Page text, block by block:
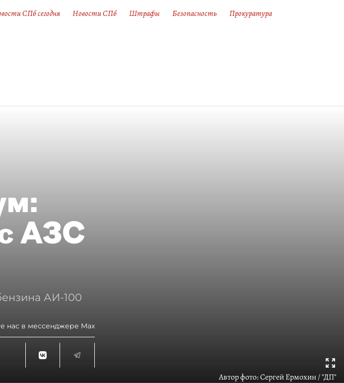
СПб сегодня Новости СПб Штрафы Безопасность Прокуратура
АЗС
АИ-100
нас в мессенджере Max
Автор фото:Сергей Ермохин / "ДП"